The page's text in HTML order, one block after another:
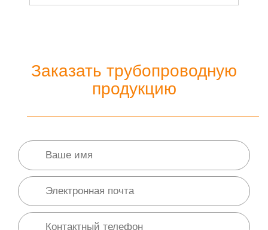
Заказать трубопроводную
продукцию